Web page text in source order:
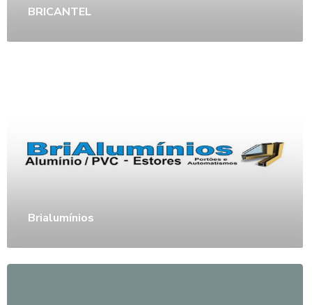
BRICANTEL
Brialumínios